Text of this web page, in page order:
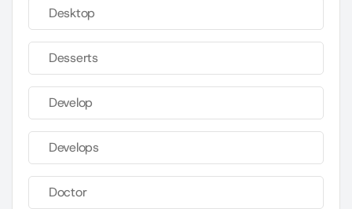
Desktop
Desserts
Develop
Develops
Doctor